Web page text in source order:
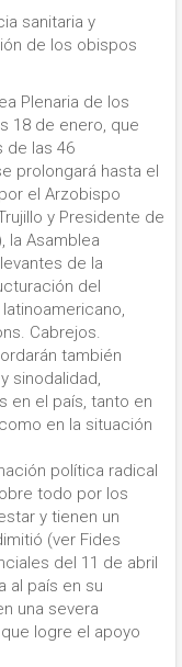
sanitaria y
de los obispos
Plenaria de los
18 de enero, que
de las 46
prolongará hasta el
el Arzobispo
y Presidente de
la Asamblea
de la
del
Cabrejos.
también
sinodalidad,
en el país, tanto en
en la situación
política radical
todo por los
y tienen un
(ver Fides
del 11 de abril
al país en su
una severa
logre el apoyo